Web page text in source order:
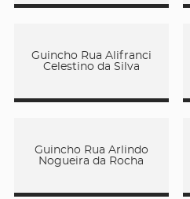
Guincho Rua Alifranci
Celestino da Silva
Guincho Rua Arlindo
Nogueira da Rocha